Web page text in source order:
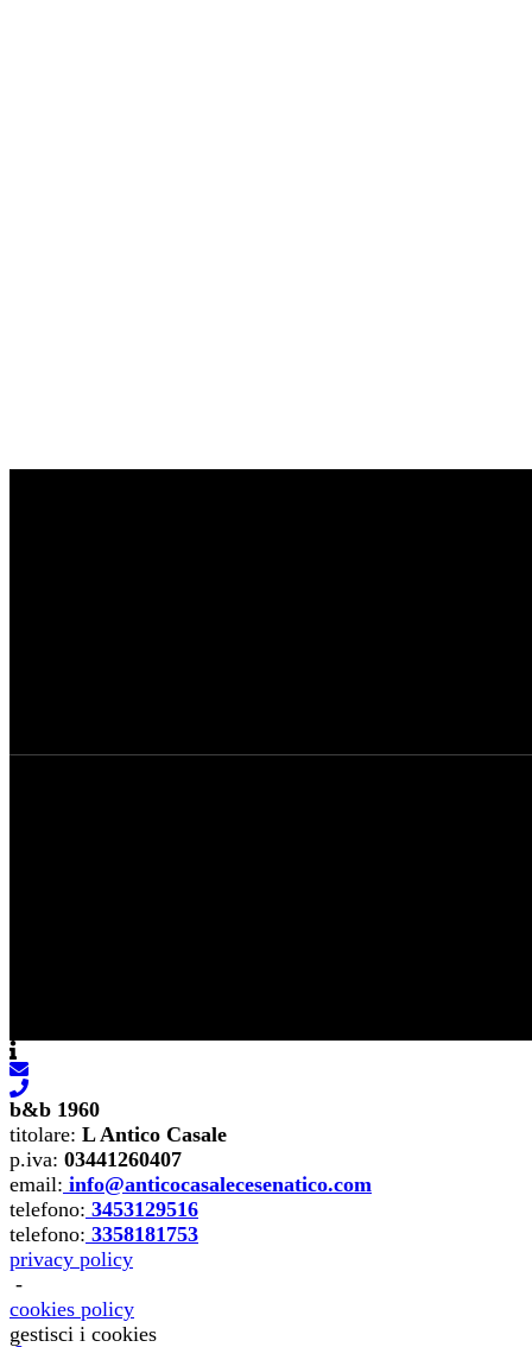
b&b 1960
titolare: L Antico Casale
p.iva: 03441260407
email: info@anticocasalecesenatico.com
telefono: 3453129516
telefono: 3358181753
privacy policy
-
cookies policy
gestisci i cookies